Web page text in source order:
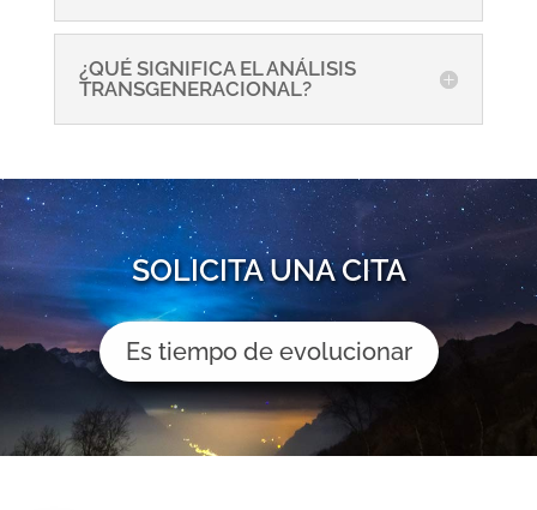
¿QUÉ SIGNIFICA EL ANÁLISIS
TRANSGENERACIONAL?
SOLICITA UNA CITA
Es tiempo de evolucionar